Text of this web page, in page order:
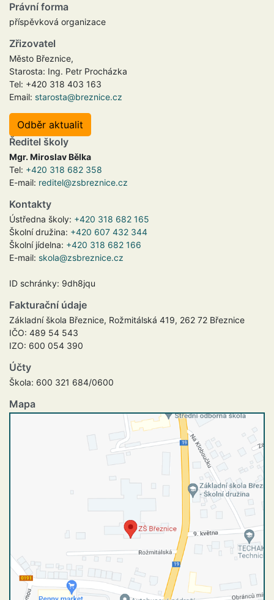
Právní forma
příspěvková organizace
Zřizovatel
Město Březnice,
Starosta: Ing. Petr Procházka
Tel: +420 318 403 163
Email: starosta@breznice.cz
Odběr aktualit
Ředitel školy
Mgr. Miroslav Bělka
Tel: +420 318 682 358
E-mail: reditel@zsbreznice.cz
Kontakty
Ústředna školy: +420 318 682 165
Školní družina: +420 607 432 344
Školní jídelna: +420 318 682 166
E-mail: skola@zsbreznice.cz
ID schránky: 9dh8jqu
Fakturační údaje
Základní škola Březnice, Rožmitálská 419, 262 72 Březnice
IČO: 489 54 543
IZO: 600 054 390
Účty
Škola: 600 321 684/0600
Mapa